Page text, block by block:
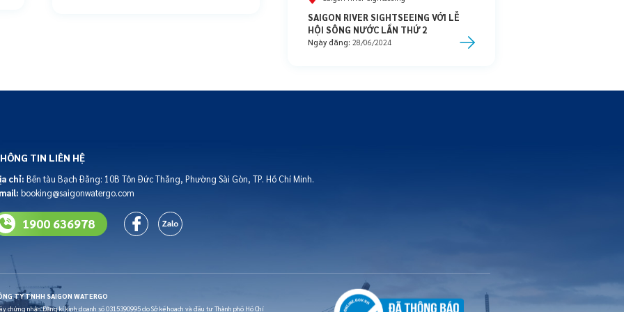
SAIGON RIVER SIGHTSEEING VỚI LỄ
HỘI SÔNG NƯỚC LẦN THỨ 2
Ngày đăng:28/06/2024
TIN LIÊN HỆ
chỉ: Bến tàu Bạch Đằng: 10B Tôn Đức Thắng, Phường Sài Gòn, TP. Hồ Chí Minh.
booking@saigonwatergo.com
1900 636978
TY TNHH SAIGON WATERGO
chứng nhận Đăng kí kinh doanh số 0315390995 do Sở kế hoạch và đầu tư Thành phố Hồ Chí